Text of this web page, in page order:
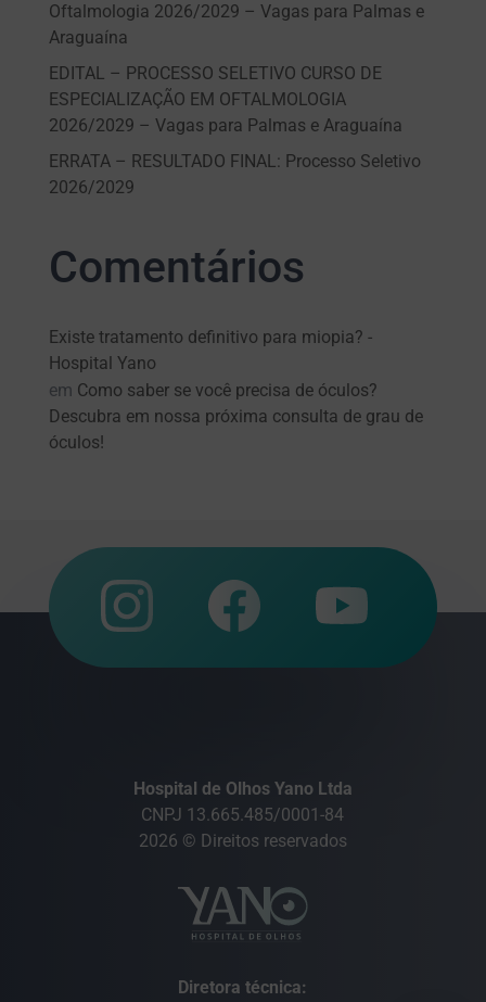
Oftalmologia 2026/2029 – Vagas para Palmas e
Araguaína
EDITAL – PROCESSO SELETIVO CURSO DE
ESPECIALIZAÇÃO EM OFTALMOLOGIA
2026/2029 – Vagas para Palmas e Araguaína
ERRATA – RESULTADO FINAL: Processo Seletivo
2026/2029
Comentários
Existe tratamento definitivo para miopia? -
Hospital Yano
em Como saber se você precisa de óculos?
Descubra em nossa próxima consulta de grau de
óculos!
Hospital de Olhos Yano Ltda
CNPJ 13.665.485/0001-84
2026 © Direitos reservados
Diretora técnica: